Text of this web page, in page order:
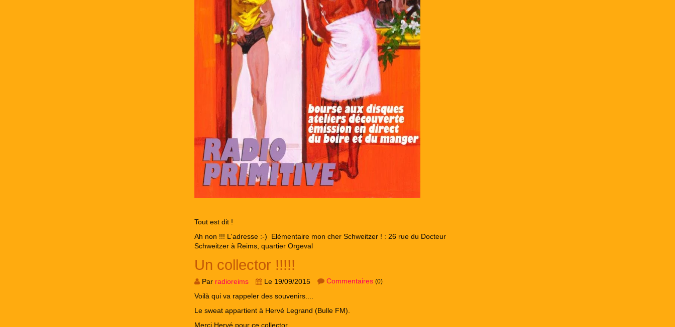
Tout est dit !
Ah non !!! L'adresse :-) Elémentaire mon cher Schweitzer ! : 26 rue du Docteur
Schweitzer à Reims, quartier Orgeval
Un collector !!!!!
Par radioreims Le 19/09/2015 Commentaires (0)
Voilà qui va rappeler des souvenirs....
Le sweat appartient à Hervé Legrand (Bulle FM).
Merci Hervé pour ce collector.